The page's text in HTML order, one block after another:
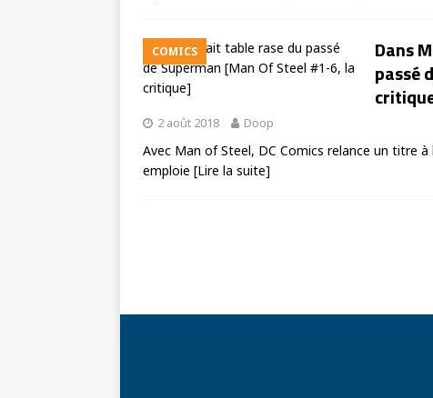
COMICS
Dans
passé
2 août 2018 Doop
Avec Man of Steel, DC Comics relance un titre
emploie [Lire la suite]